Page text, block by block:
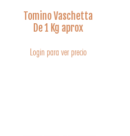
Tomino Vaschetta
De 1 Kg aprox
Login para ver precio